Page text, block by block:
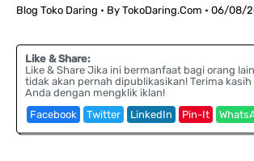
Blog Toko Daring • By TokoDaring.Com • 06/08/
Like & Share:
Like & Share Jika ini bermanfaat bagi orang
tidak akan pernah dipublikasikan! Terima
Anda dengan mengklik iklan!
Facebook
Twitter LinkedIn Pin-It